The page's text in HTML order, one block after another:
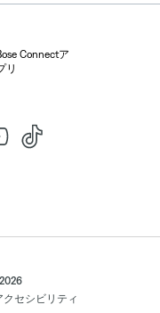
Connectア
リ
クセシビリティ